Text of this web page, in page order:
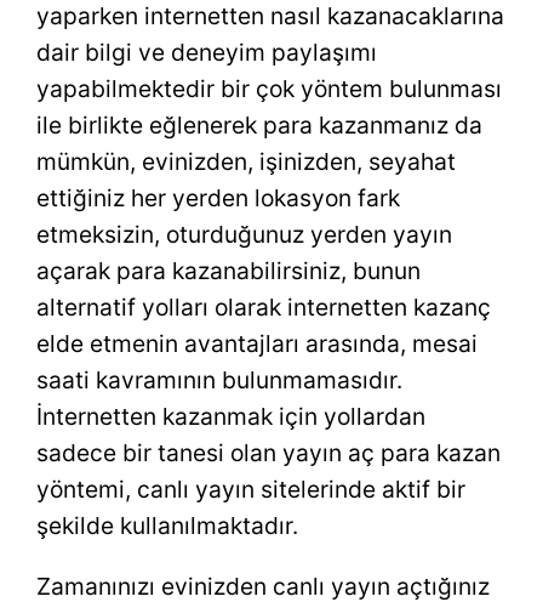
yaparken internetten nasıl kazanacaklarına
dair bilgi ve deneyim paylaşımı
yapabilmektedir bir çok yöntem bulunması
ile birlikte eğlenerek para kazanmanız da
mümkün, evinizden, işinizden, seyahat
ettiğiniz her yerden lokasyon fark
etmeksizin, oturduğunuz yerden yayın
açarak para kazanabilirsiniz, bunun
alternatif yolları olarak internetten kazanç
elde etmenin avantajları arasında, mesai
saati kavramının bulunmamasıdır.
İnternetten kazanmak için yollardan
sadece bir tanesi olan yayın aç para kazan
yöntemi, canlı yayın sitelerinde aktif bir
şekilde kullanılmaktadır.
Zamanınızı evinizden canlı yayın açtığınız